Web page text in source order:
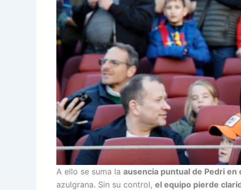
A ello se suma la ausencia puntual de Pedri en
azulgrana. Sin su control, el equipo pierde